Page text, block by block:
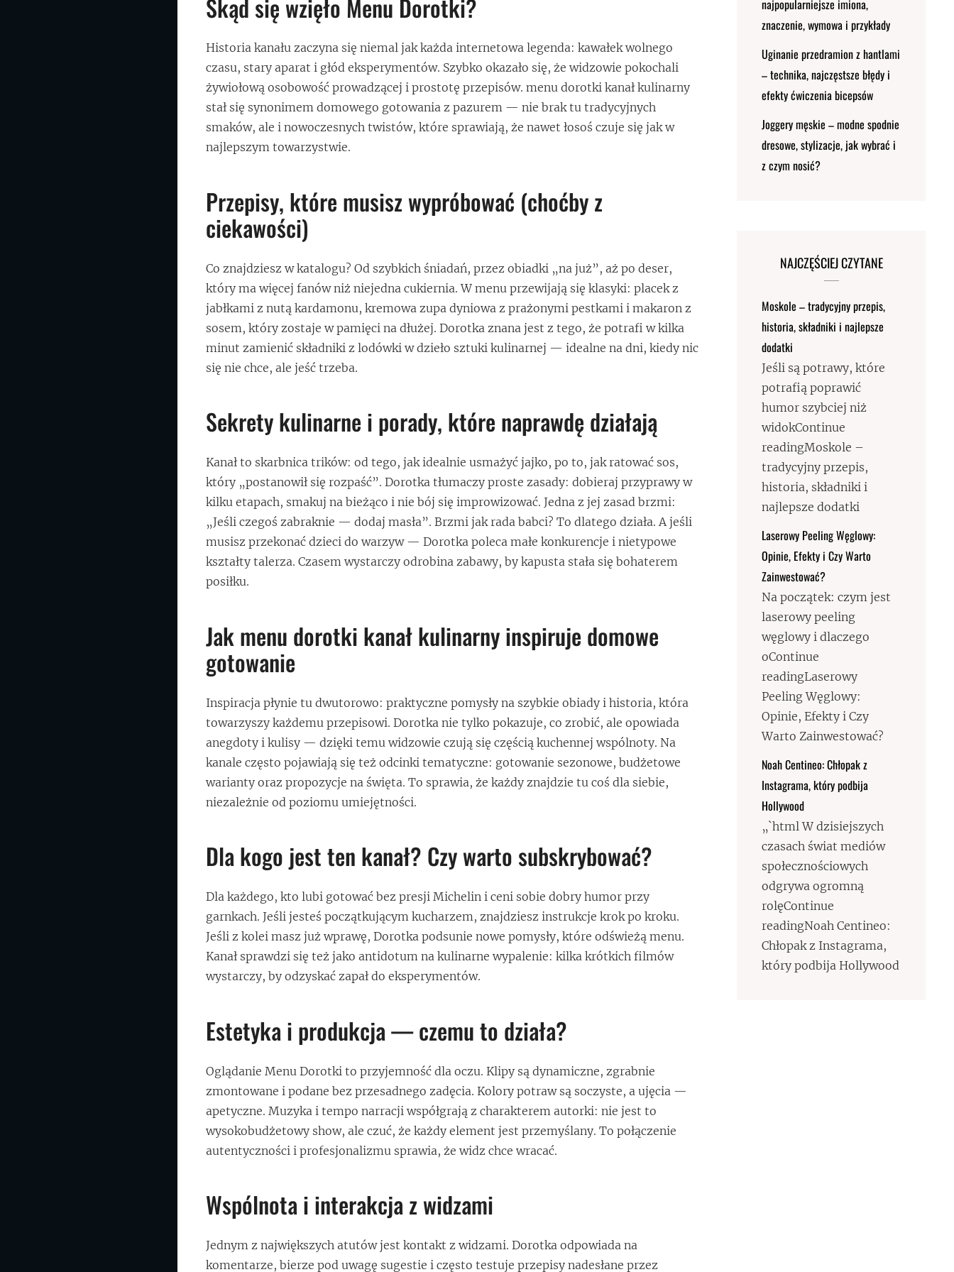
Skąd się wzięło Menu Dorotki?
Historia kanału zaczyna się niemal jak każda internetowa legenda: kawałek wolnego
czasu, stary aparat i głód eksperymentów. Szybko okazało się, że widzowie pokochali
żywiołową osobowość prowadzącej i prostotę przepisów. menu dorotki kanał kulinarny
stał się synonimem domowego gotowania z pazurem — nie brak tu tradycyjnych
smaków, ale i nowoczesnych twistów, które sprawiają, że nawet łosoś czuje się jak w
najlepszym towarzystwie.
Przepisy, które musisz wypróbować (choćby z
ciekawości)
Co znajdziesz w katalogu? Od szybkich śniadań, przez obiadki „na już”, aż po deser,
który ma więcej fanów niż niejedna cukiernia. W menu przewijają się klasyki: placek z
jabłkami z nutą kardamonu, kremowa zupa dyniowa z prażonymi pestkami i makaron z
sosem, który zostaje w pamięci na dłużej. Dorotka znana jest z tego, że potrafi w kilka
minut zamienić składniki z lodówki w dzieło sztuki kulinarnej — idealne na dni, kiedy nic
się nie chce, ale jeść trzeba.
Sekrety kulinarne i porady, które naprawdę działają
Kanał to skarbnica trików: od tego, jak idealnie usmażyć jajko, po to, jak ratować sos,
który „postanowił się rozpaść”. Dorotka tłumaczy proste zasady: dobieraj przyprawy w
kilku etapach, smakuj na bieżąco i nie bój się improwizować. Jedna z jej zasad brzmi:
„Jeśli czegoś zabraknie — dodaj masła”. Brzmi jak rada babci? To dlatego działa. A jeśli
musisz przekonać dzieci do warzyw — Dorotka poleca małe konkurencje i nietypowe
kształty talerza. Czasem wystarczy odrobina zabawy, by kapusta stała się bohaterem
posiłku.
Jak menu dorotki kanał kulinarny inspiruje domowe
gotowanie
Inspiracja płynie tu dwutorowo: praktyczne pomysły na szybkie obiady i historia, która
towarzyszy każdemu przepisowi. Dorotka nie tylko pokazuje, co zrobić, ale opowiada
anegdoty i kulisy — dzięki temu widzowie czują się częścią kuchennej wspólnoty. Na
kanale często pojawiają się też odcinki tematyczne: gotowanie sezonowe, budżetowe
warianty oraz propozycje na święta. To sprawia, że każdy znajdzie tu coś dla siebie,
niezależnie od poziomu umiejętności.
Dla kogo jest ten kanał? Czy warto subskrybować?
Dla każdego, kto lubi gotować bez presji Michelin i ceni sobie dobry humor przy
garnkach. Jeśli jesteś początkującym kucharzem, znajdziesz instrukcje krok po kroku.
Jeśli z kolei masz już wprawę, Dorotka podsunie nowe pomysły, które odświeżą menu.
Kanał sprawdzi się też jako antidotum na kulinarne wypalenie: kilka krótkich filmów
wystarczy, by odzyskać zapał do eksperymentów.
Estetyka i produkcja — czemu to działa?
Oglądanie Menu Dorotki to przyjemność dla oczu. Klipy są dynamiczne, zgrabnie
zmontowane i podane bez przesadnego zadęcia. Kolory potraw są soczyste, a ujęcia —
apetyczne. Muzyka i tempo narracji współgrają z charakterem autorki: nie jest to
wysokobudżetowy show, ale czuć, że każdy element jest przemyślany. To połączenie
autentyczności i profesjonalizmu sprawia, że widz chce wracać.
Wspólnota i interakcja z widzami
Jednym z największych atutów jest kontakt z widzami. Dorotka odpowiada na
komentarze, bierze pod uwagę sugestie i często testuje przepisy nadesłane przez
najpopularniejsze imiona,
znaczenie, wymowa i przykłady
Uginanie przedramion z hantlami
– technika, najczęstsze błędy i
efekty ćwiczenia bicepsów
Joggery męskie – modne spodnie
dresowe, stylizacje, jak wybrać i
z czym nosić?
NAJCZĘŚCIEJ CZYTANE
Moskole – tradycyjny przepis,
historia, składniki i najlepsze
dodatki
Jeśli są potrawy, które
potrafią poprawić
humor szybciej niż
widokContinue
readingMoskole –
tradycyjny przepis,
historia, składniki i
najlepsze dodatki
Laserowy Peeling Węglowy:
Opinie, Efekty i Czy Warto
Zainwestować?
Na początek: czym jest
laserowy peeling
węglowy i dlaczego
oContinue
readingLaserowy
Peeling Węglowy:
Opinie, Efekty i Czy
Warto Zainwestować?
Noah Centineo: Chłopak z
Instagrama, który podbija
Hollywood
„`html W dzisiejszych
czasach świat mediów
społecznościowych
odgrywa ogromną
rolęContinue
readingNoah Centineo:
Chłopak z Instagrama,
który podbija Hollywood